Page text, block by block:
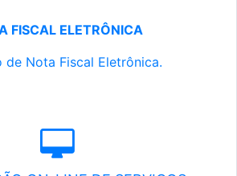
FISCAL ELETRÔNICA
de Nota Fiscal Eletrônica.